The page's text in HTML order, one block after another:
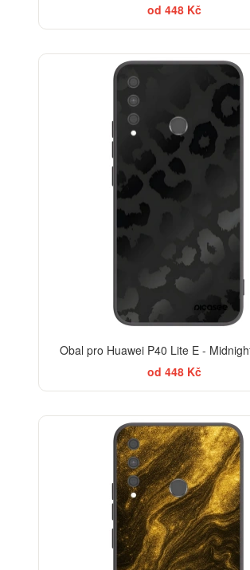
od 448 Kč
Obal pro Huawei P40 Lite E -
od 448 Kč